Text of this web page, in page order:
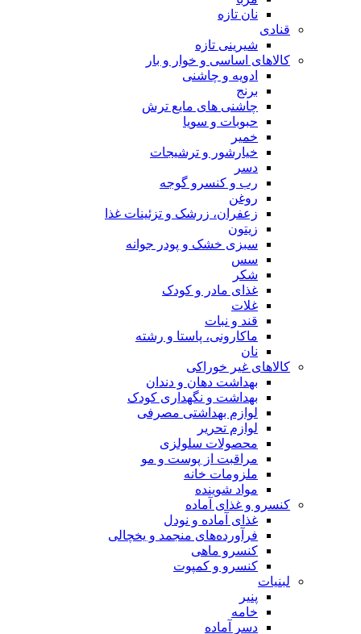
نان تازه
قنادی
شیرینی تازه
کالاهای اساسی و خوار و بار
ادویه و چاشنی
برنج
چاشنی های مایع ترش
حبوبات و سویا
خمیر
خیارشور و ترشیجات
دسر
رب و کنسرو گوجه
روغن
زعفران، زرشک و تزئینات غذا
زیتون
سبزی خشک و پودر جوانه
سس
شکر
غذای مادر و کودک
غلات
قند و نبات
ماکارونی، پاستا و رشته
نان
کالاهای غیر خوراکی
بهداشت دهان و دندان
بهداشت و نگهداری کودک
لوازم بهداشتی مصرفی
لوازم تحریر
محصولات سلولزی
مراقبت از پوست و مو
ملزومات خانه
مواد شوینده
کنسرو و غذای آماده
غذای آماده و نودل
فرآورده‌های منجمد و یخچالی
کنسرو ماهی
کنسرو و کمپوت
لبنیات
پنیر
خامه
دسر آماده